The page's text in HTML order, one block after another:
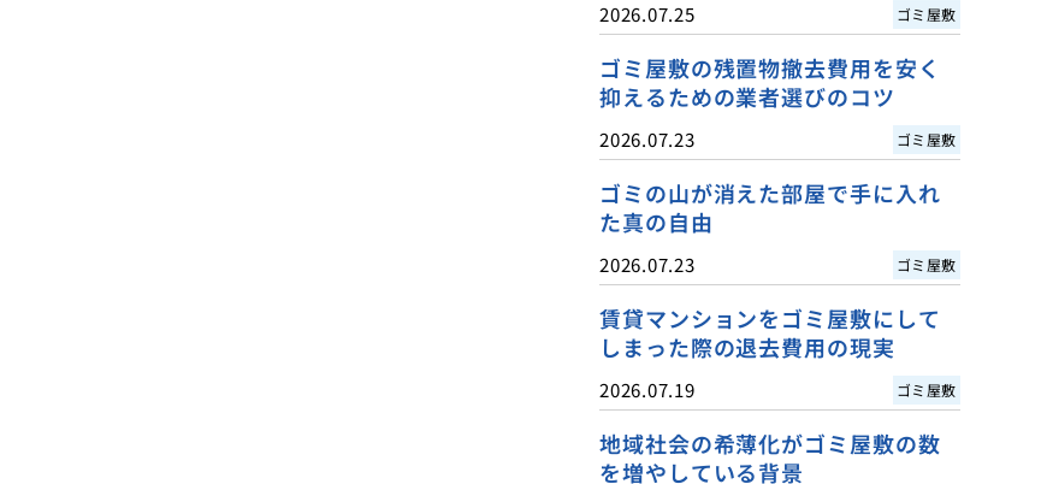
2026.07.25 ゴミ屋敷
ゴミ屋敷の残置物撤去費用を安く
抑えるための業者選びのコツ
2026.07.23 ゴミ屋敷
ゴミの山が消えた部屋で手に入れ
た真の自由
2026.07.23 ゴミ屋敷
賃貸マンションをゴミ屋敷にして
しまった際の退去費用の現実
2026.07.19 ゴミ屋敷
地域社会の希薄化がゴミ屋敷の数
を増やしている背景